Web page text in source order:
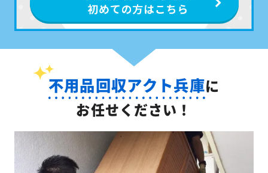
不用品回収アクト兵庫に
お任せください！